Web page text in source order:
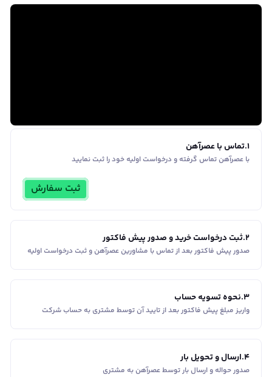
1
.تماس با عصرآهن
با عصرآهن تماس گرفته و درخواست اولیه خود را ثبت نمایید
ثبت سفارش
2
.ثبت درخواست خرید و صدور پیش فاکتور
صدور پیش فاکتور بعد از تماس با مشاورین عصر‌آهن و ثبت درخواست اولیه
3
.نحوه تسویه حساب
واریز مبلغ پیش فاکتور بعد از تایید آن توسط مشتری به حساب شرکت
4
.ارسال و تحویل بار
صدور حواله و ارسال بار توسط عصرآهن به مشتری